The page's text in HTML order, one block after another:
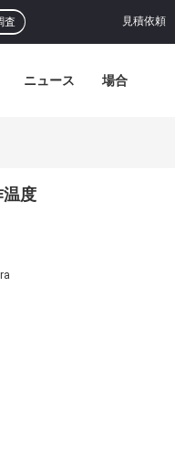
見積依頼
査
ニュース 場合
温度